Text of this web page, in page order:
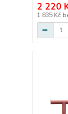
2 220
1 835 Kč